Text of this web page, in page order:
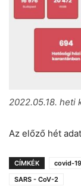
2022.05.18. heti
Az előző hét
CÍMKÉK covid-19
SARS - CoV-2